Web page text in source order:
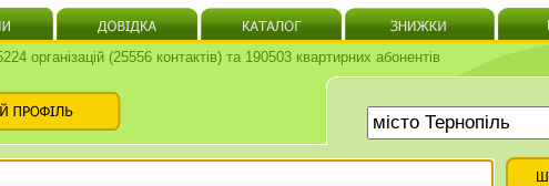
організацій (25556 контактів) та 190503 квартирних абонентів